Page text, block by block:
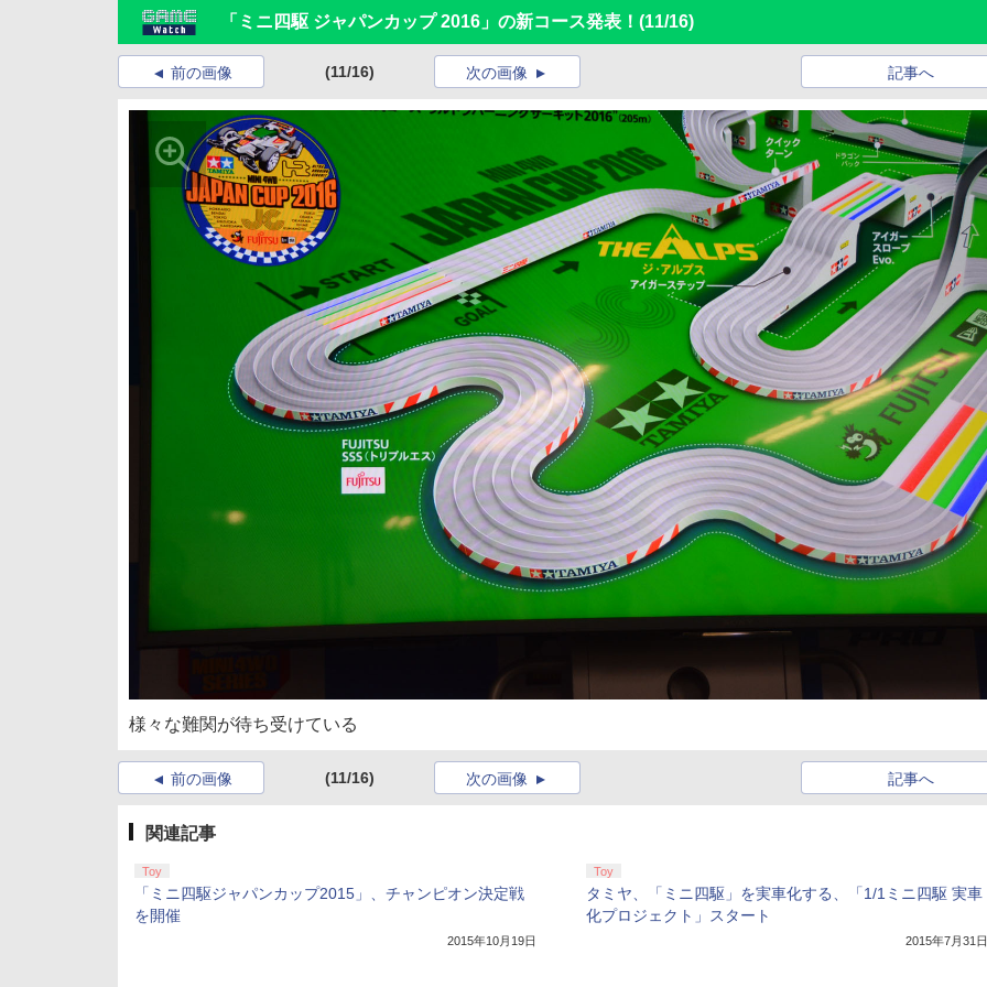
「ミニ四駆 ジャパンカップ 2016」の新コース発表！ (11/16)
前の画像 (11/16) 記事へ
次の画像
様々な難関が待ち受けている
前の画像 (11/16) 記事へ
次の画像
関連記事
Toy
「ミニ四駆ジャパンカップ2015」、チャンピオン決定戦
を開催
2015年10月19日
Toy
タミヤ、「ミニ四駆」を実車化する、「1/1ミニ四駆 実車
化プロジェクト」スタート
2015年7月31日